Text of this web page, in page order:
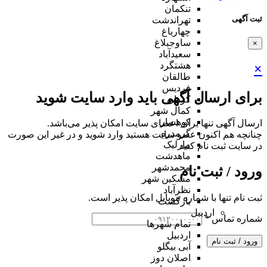
ثبت آگهی
×
×
برای ارسال آگهی باید وارد سایت شوید
ارسال آگهی تنها برای اعضای سایت امکان پذیر می‌باشد.
چنانچه هم‌ اکنون عضو سایت هستید وارد شوید و در غیر این صورت
در سایت ثبت نام کنید
ورود / ثبت نام
ثبت نام تنها با شماره موبایل امکان پذیر است.
شماره تماس*
ورود / ثبت نام
تنکمان
تهراندشت
چهارباغ
ساوجبلاغ
سعیدآباد
هشتگرد
طالقان
فردیس
کردان
کمال شهر
کوهسار
گرمدره
مارلیک
ماهدشت
محمدشهر
مشکین شهر
نظرآباد
بازگشت
اردبیل
تمام شهر‌ها
اردبیل
آبی بیگلو
اصلان دوز